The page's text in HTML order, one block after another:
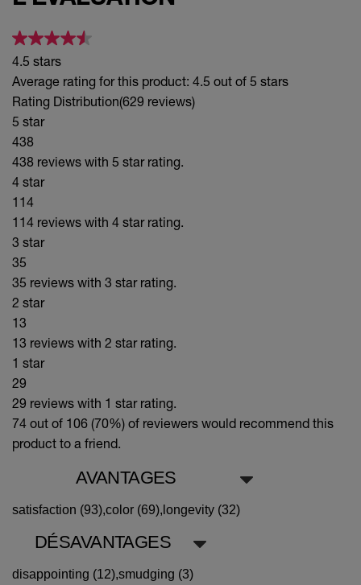
Trust Your Gut
4.5 stars
Average rating for this product: 4.5 out of 5 stars
Rating Distribution(629 reviews)
5 star
438
438 reviews with 5 star rating.
4 star
114
114 reviews with 4 star rating.
3 star
35
35 reviews with 3 star rating.
2 star
13
13 reviews with 2 star rating.
1 star
29
29 reviews with 1 star rating.
74 out of 106 (70%) of reviewers would recommend this
product to a friend.
AVANTAGES
satisfaction (93),color (69), longevity (32)
DÉSAVANTAGES
disappointing (12),smudging (3)